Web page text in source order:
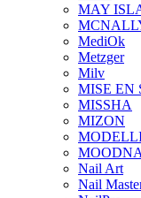
MAY
MediOk
Metzger
Milv
MISE EN
MISSHA
MIZON
Nail Art
Nail